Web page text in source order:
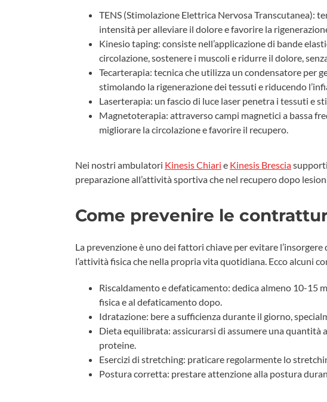
TENS (Stimolazione Elettrica Nervosa Transcutanea):
intensità per alleviare il dolore e favorire la
Kinesio taping: consiste nell’applicazione di bande
circolazione, sostenere i muscoli e ridurre il dolore,
Tecarterapia: tecnica che utilizza un condensatore per
stimolando la rigenerazione dei tessuti e riducendo
Laserterapia: un fascio di luce laser penetra i tessuti e
Magnetoterapia: attraverso campi magnetici a bassa
migliorare la circolazione e favorire il recupero.
Nei nostri ambulatori Kinesis Chiari e Kinesis Brescia
preparazione all’attività sportiva che nel recupero dopo
Come prevenire le
La prevenzione è uno dei fattori chiave per evitare
l’attività fisica che nella propria vita quotidiana. Ecco alcuni
Riscaldamento e defaticamento: dedica almeno 10-15
fisica e al defaticamento dopo.
Idratazione: bere a sufficienza durante il giorno,
Dieta equilibrata: assicurarsi di assumere una quantità
proteine.
Esercizi di stretching: praticare regolarmente lo
Postura corretta: prestare attenzione alla postura